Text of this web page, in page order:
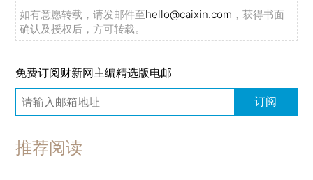
如有意愿转载，请发邮件至hello@caixin.com ，获得书面
确认及授权后，方可转载。
免费订阅财新网主编精选版电邮
订阅
推荐阅读